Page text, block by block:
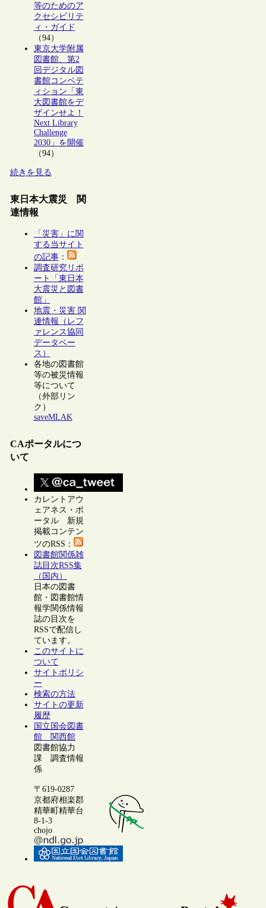
等のためのア
クセシビリテ
ィ・ガイド
（94）
東京大学附属
図書館、第2
回デジタル図
書館コンペテ
ィション「東
大図書館をデ
ザインせよ！
Next Library
Challenge
2030」を開催
（94）
続きを見る
東日本大震災 関
連情報
「災害」に関
する当サイト
の記事：
調査研究リポ
ート「東日本
大震災と図書
館」
地震・災害 関
連情報（レフ
ァレンス協同
データベー
ス）
各地の図書館
等の被災情報
等について
（外部リン
ク）
saveMLAK
CAポータルにつ
いて
カレントアウ
ェアネス・ポ
ータル 新規
掲載コンテン
ツのRSS：
図書館関係雑
誌目次RSS集
（国内）
日本の図書
館・図書館情
報学関係情報
誌の目次を
RSSで配信し
ています。
このサイトに
ついて
サイトポリシ
ー
検索の方法
サイトの更新
履歴
国立国会図書
館 関西館
図書館協力
課 調査情報
係
〒619-0287
京都府相楽郡
精華町精華台
8-1-3
chojo